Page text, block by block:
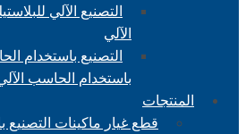
التصنيع الآلي
الآلي
التصنيع باستخدام
باستخدام الحاسب
المنتجات
قطع غيار ماكينات